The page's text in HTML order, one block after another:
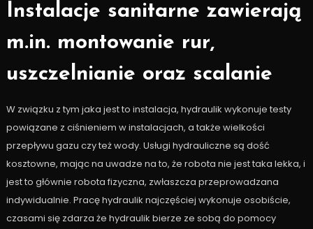
Instalacje sanitarne zawierają
m.in. montowanie rur,
uszczelnianie oraz scalanie
W związku z tym jaka jest to instalacja, hydraulik wykonuje testy
powiązane z ciśnieniem w instalacjach, a także wielkości
przepływu gazu czy też wody. Usługi hydrauliczne są dość
kosztowne, mając na uwadze na to, że robota nie jest taka lekka, i
jest to głównie robota fizyczna, zwłaszcza przeprowadzana
indywidualnie. Pracę hydraulik najczęściej wykonuje osobiście,
czasami się zdarza że hydraulik bierze ze sobą do pomocy